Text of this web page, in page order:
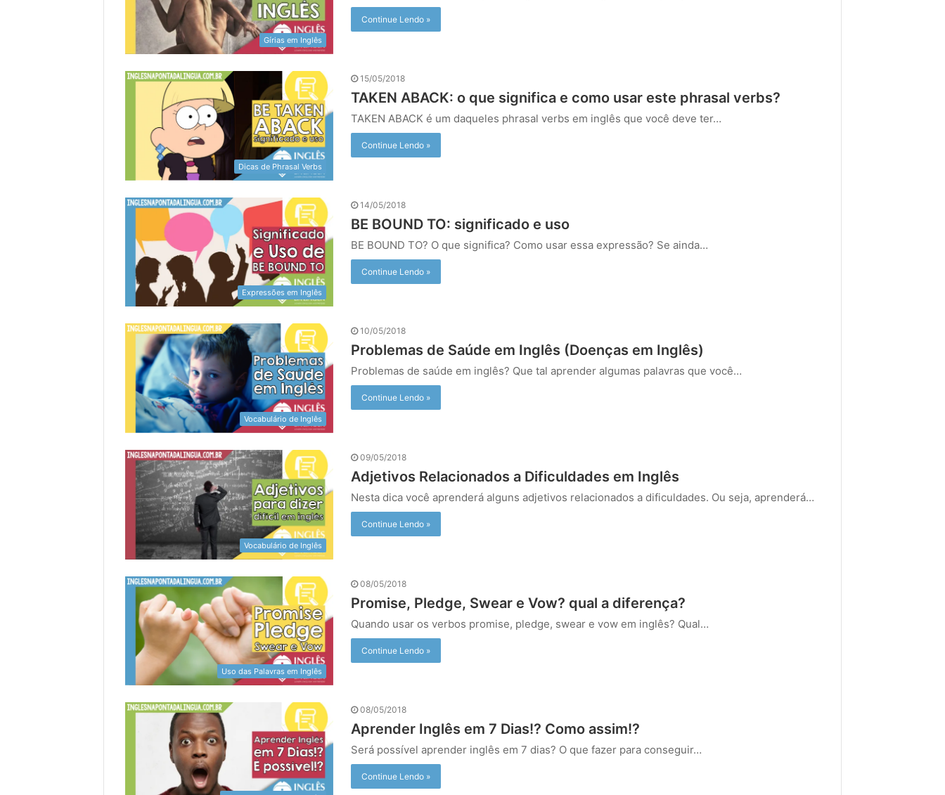
Gírias em Inglês
Continue Lendo »
Dicas de Phrasal Verbs
15/05/2018
TAKEN ABACK: o que significa e como usar este phrasal verbs?
TAKEN ABACK é um daqueles phrasal verbs em inglês que você deve ter…
Continue Lendo »
Expressões em Inglês
14/05/2018
BE BOUND TO: significado e uso
BE BOUND TO? O que significa? Como usar essa expressão? Se ainda…
Continue Lendo »
Vocabulário de Inglês
10/05/2018
Problemas de Saúde em Inglês (Doenças em Inglês)
Problemas de saúde em inglês? Que tal aprender algumas palavras que você…
Continue Lendo »
Vocabulário de Inglês
09/05/2018
Adjetivos Relacionados a Dificuldades em Inglês
Nesta dica você aprenderá alguns adjetivos relacionados a dificuldades. Ou seja, aprenderá…
Continue Lendo »
Uso das Palavras em Inglês
08/05/2018
Promise, Pledge, Swear e Vow? qual a diferença?
Quando usar os verbos promise, pledge, swear e vow em inglês? Qual…
Continue Lendo »
08/05/2018
Aprender Inglês em 7 Dias!? Como assim!?
Será possível aprender inglês em 7 dias? O que fazer para conseguir…
Continue Lendo »